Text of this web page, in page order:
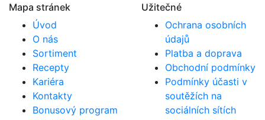
Mapa stránek
Úvod
O nás
Sortiment
Recepty
Kariéra
Kontakty
Bonusový program
Užitečné
Ochrana osobních
údajů
Platba a doprava
Obchodní podmínky
Podmínky účasti v
soutěžích na
sociálních sítích